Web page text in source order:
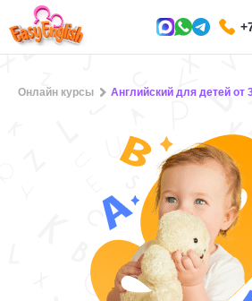
Онлайн курсы Английский для детей от